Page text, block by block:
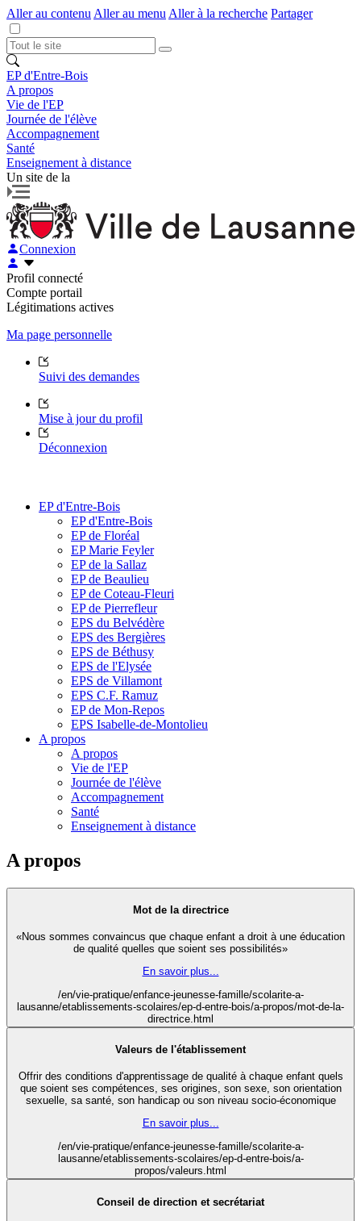
Aller au contenu Aller au menu Aller à la recherche Partager
EP d'Entre-Bois
A propos
Vie de l'EP
Journée de l'élève
Accompagnement
Santé
Enseignement à distance
Un site de la
Connexion
Profil connecté
Compte portail
Légitimations actives
Ma page personnelle
Suivi des demandes
Mise à jour du profil
Déconnexion
EP d'Entre-Bois
EP d'Entre-Bois
EP de Floréal
EP Marie Feyler
EP de la Sallaz
EP de Beaulieu
EP de Coteau-Fleuri
EP de Pierrefleur
EPS du Belvédère
EPS des Bergières
EPS de Béthusy
EPS de l'Elysée
EPS de Villamont
EPS C.F. Ramuz
EP de Mon-Repos
EPS Isabelle-de-Montolieu
A propos
A propos
Vie de l'EP
Journée de l'élève
Accompagnement
Santé
Enseignement à distance
A propos
Mot de la directrice
«Nous sommes convaincus que chaque enfant a droit à une éducation
de qualité quelles que soient ses possibilités»
En savoir plus...
/en/vie-pratique/enfance-jeunesse-famille/scolarite-a-
lausanne/etablissements-scolaires/ep-d-entre-bois/a-propos/mot-de-la-
directrice.html
Valeurs de l'établissement
Offrir des conditions d'apprentissage de qualité à chaque enfant quels
que soient ses compétences, ses origines, son sexe, son orientation
sexuelle, sa santé, son handicap ou son niveau socio-économique
En savoir plus...
/en/vie-pratique/enfance-jeunesse-famille/scolarite-a-
lausanne/etablissements-scolaires/ep-d-entre-bois/a-
propos/valeurs.html
Conseil de direction et secrétariat